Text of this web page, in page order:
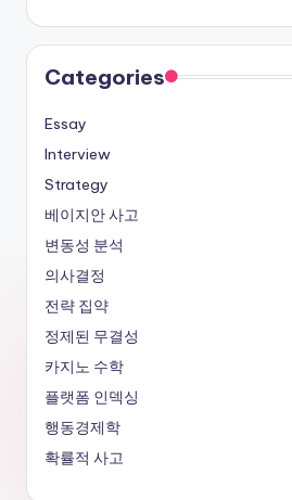
Categories
Essay
Interview
Strategy
베이지안 사고
변동성 분석
의사결정
전략 집약
정제된 무결성
카지노 수학
플랫폼 인덱싱
행동경제학
확률적 사고